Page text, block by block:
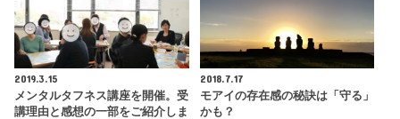
2019.3.15
メンタルタフネス講座を開催。受
講理由と感想の一部をご紹介しま
2018.7.17
モアイの存在感の秘訣は「守る」
かも？